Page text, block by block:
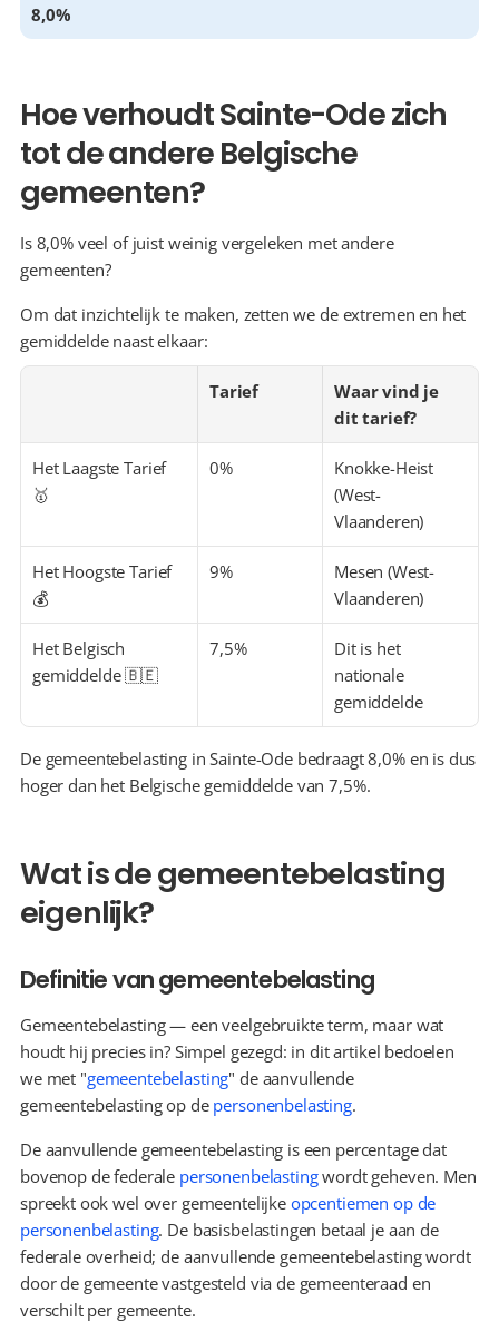
8,0%
Hoe verhoudt Sainte-Ode zich
tot de andere Belgische
gemeenten?
Is 8,0% veel of juist weinig vergeleken met andere
gemeenten?
Om dat inzichtelijk te maken, zetten we de extremen en het
gemiddelde naast elkaar:
Tarief
Waar vind je
dit tarief?
Het Laagste Tarief
🥇
0%
Knokke-Heist
(West-
Vlaanderen)
Het Hoogste Tarief
💰
9%
Mesen (West-
Vlaanderen)
Het Belgisch
gemiddelde 🇧🇪
7,5%
Dit is het
nationale
gemiddelde
De gemeentebelasting in Sainte-Ode bedraagt 8,0% en is dus
hoger dan het Belgische gemiddelde van 7,5%.
Wat is de gemeentebelasting
eigenlijk?
Definitie van gemeentebelasting
Gemeentebelasting — een veelgebruikte term, maar wat
houdt hij precies in? Simpel gezegd: in dit artikel bedoelen
we met "gemeentebelasting" de aanvullende
gemeentebelasting op de personenbelasting.
De aanvullende gemeentebelasting is een percentage dat
bovenop de federale personenbelasting wordt geheven. Men
spreekt ook wel over gemeentelijke opcentiemen op de
personenbelasting. De basisbelastingen betaal je aan de
federale overheid; de aanvullende gemeentebelasting wordt
door de gemeente vastgesteld via de gemeenteraad en
verschilt per gemeente.